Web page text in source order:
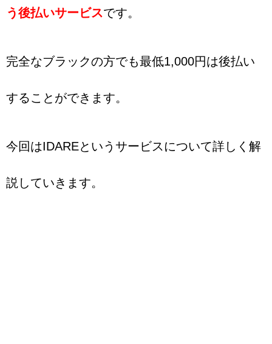
う後払いサービスです。
完全なブラックの方でも最低1,000円は後払い
することができます。
今回はIDAREというサービスについて詳しく解
説していきます。